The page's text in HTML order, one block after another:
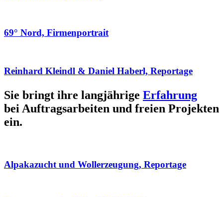
69° Nord, Firmenportrait
Reinhard Kleindl & Daniel Haberl, Reportage
Sie bringt ihre langjährige Erfahrung
bei Auftragsarbeiten und freien Projekten
ein.
Alpakazucht und Wollerzeugung, Reportage